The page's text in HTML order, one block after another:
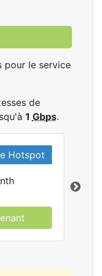
le service
de
1 Gbps.
Hotspot